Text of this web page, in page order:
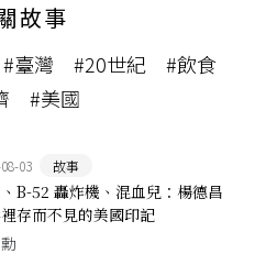
故事
#臺灣 #20世紀
#飲食
#美國
03 故事
B-52 轟炸機、混血兒：楊德昌
存而不見的美國印記